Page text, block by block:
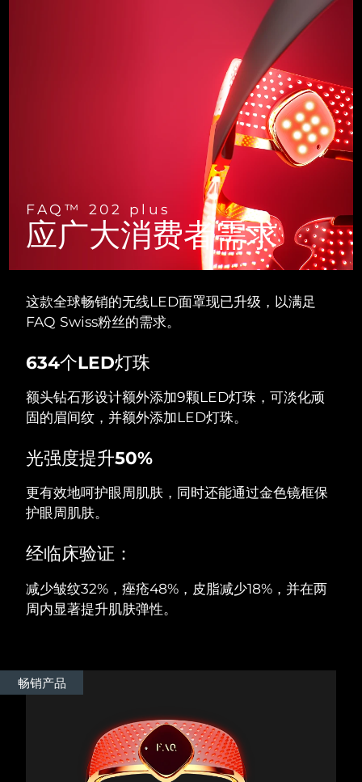
FAQ™ 202 plus
应广大消费者需求
这款全球畅销的无线LED面罩现已升级，以满足
FAQ Swiss粉丝的需求。
634个LED灯珠
额头钻石形设计额外添加9颗LED灯珠，可淡化顽
固的眉间纹，并额外添加LED灯珠。
光强度提升50%
更有效地呵护眼周肌肤，同时还能通过金色镜框保
护眼周肌肤。
经临床验证：
减少皱纹32%，痤疮48%，皮脂减少18%，并在两
周内显著提升肌肤弹性。
畅销产品
预计送达日期 8/10/26
预计送达日期
预计送达日期8/18/26
预计送达日期8/12/26
预计送达日期8/10/26
瑞典 预计送达日期
瑞士 预计送达日期8/10/26
泰国
土耳其
阿拉伯联合酋长国 预计送达日期8/11/26
乌兹别克斯坦
越南